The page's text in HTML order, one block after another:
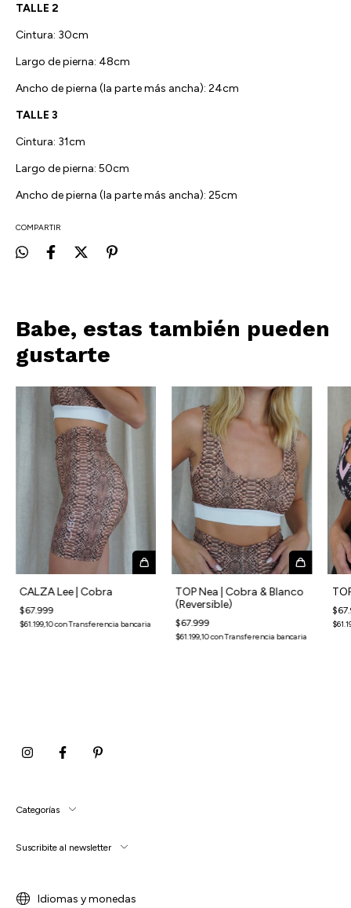
TALLE 2
Cintura: 30cm
Largo de pierna: 48cm
Ancho de pierna (la parte más ancha): 24cm
TALLE 3
Cintura: 31cm
Largo de pierna: 50cm
Ancho de pierna (la parte más ancha): 25cm
COMPARTIR
Babe, estas también pueden
gustarte
CALZA Lee | Cobra
$67.999
$61.199,10conTransferencia bancaria
TOP Nea | Cobra & Blanco
(Reversible)
$67.999
$61.199,10conTransferencia bancaria
Categorías
Suscribite al newsletter
Idiomas y monedas